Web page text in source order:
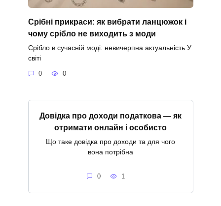
Срібні прикраси: як вибрати ланцюжок і
чому срібло не виходить з моди
Срібло в сучасній моді: невичерпна актуальність У
світі
0 0
Довідка про доходи податкова — як
отримати онлайн і особисто
Що таке довідка про доходи та для чого
вона потрібна
0 1